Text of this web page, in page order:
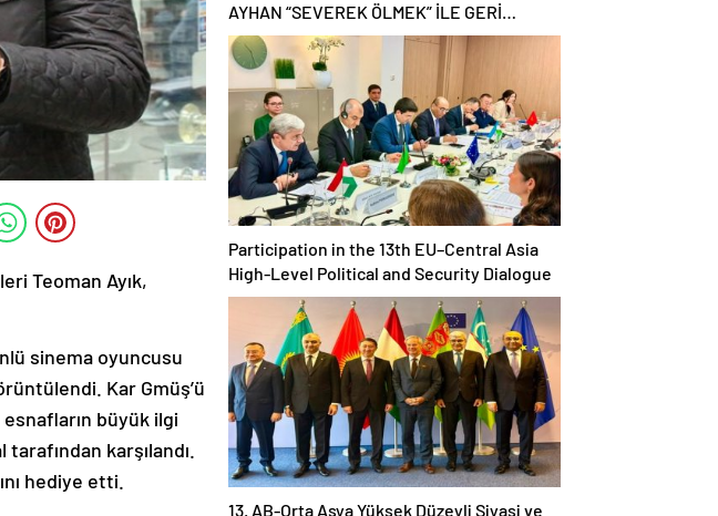
Teoman Ayık,
sinema oyuncusu
Kar Gmüş’ü
esnafların büyük ilgi
karşılandı.
hediye etti.
AYHAN “SEVEREK ÖLMEK” İLE GERİ
DÖNDÜ!
Participation in the 13th EU–Central Asia
High-Level Political and Security Dialogue
13. AB-Orta Asya Yüksek Düzeyli Siyasi ve